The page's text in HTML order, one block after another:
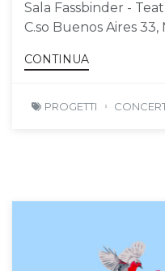
Sala Fassbinder -
C.so Buenos Aires 33,
CONTINUA
PROGETTI